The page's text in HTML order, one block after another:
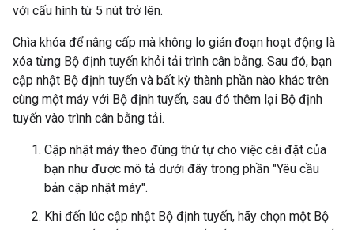
với cấu hình từ 5 nút trở lên.
Chìa khóa để nâng cấp mà không lo gián đoạn hoạt động là
xóa từng Bộ định tuyến khỏi tải trình cân bằng. Sau đó, bạn
cập nhật Bộ định tuyến và bất kỳ thành phần nào khác trên
cùng một máy với Bộ định tuyến, sau đó thêm lại Bộ định
tuyến vào trình cân bằng tải.
Cập nhật máy theo đúng thứ tự cho việc cài đặt của
bạn như được mô tả dưới đây trong phần "Yêu cầu
bản cập nhật máy".
Khi đến lúc cập nhật Bộ định tuyến, hãy chọn một Bộ